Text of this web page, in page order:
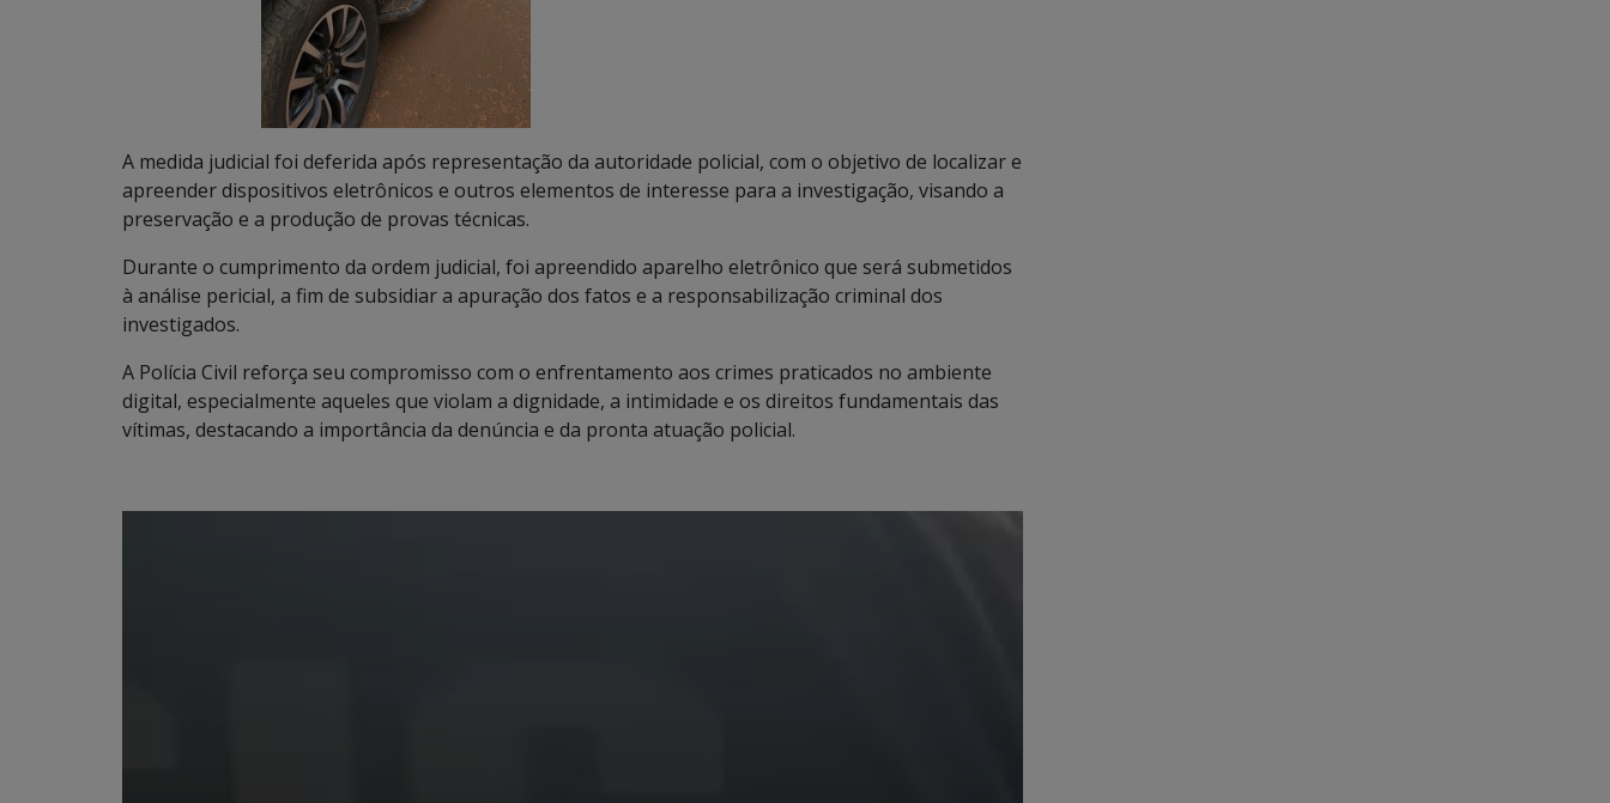
A medida judicial foi deferida após representação da autoridade policial, com o objetivo de localizar e
apreender dispositivos eletrônicos e outros elementos de interesse para a investigação, visando a
preservação e a produção de provas técnicas.
Durante o cumprimento da ordem judicial, foi apreendido aparelho eletrônico que será submetidos
à análise pericial, a fim de subsidiar a apuração dos fatos e a responsabilização criminal dos
investigados.
A Polícia Civil reforça seu compromisso com o enfrentamento aos crimes praticados no ambiente
digital, especialmente aqueles que violam a dignidade, a intimidade e os direitos fundamentais das
vítimas, destacando a importância da denúncia e da pronta atuação policial.